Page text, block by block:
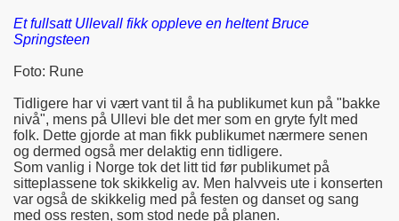
Et fullsatt Ullevall fikk oppleve en heltent Bruce
Springsteen
Foto: Rune
Tidligere har vi vært vant til å ha publikumet kun på "bakke
nivå", mens på Ullevi ble det mer som en gryte fylt med
folk. Dette gjorde at man fikk publikumet nærmere senen
og dermed også mer delaktig enn tidligere.
Som vanlig i Norge tok det litt tid før publikumet på
sitteplassene tok skikkelig av. Men halvveis ute i konserten
var også de skikkelig med på festen og danset og sang
med oss resten, som stod nede på planen.